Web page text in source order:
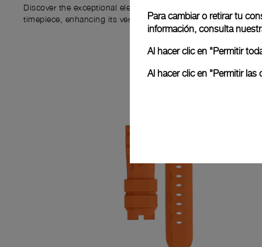
Discover the exceptional elements that accompany your new
timepiece, enhancing its versatility and your ownership
Para cambiar o retirar tu
información, consulta
Al hacer clic en "Permitir
Al hacer clic en "Permitir